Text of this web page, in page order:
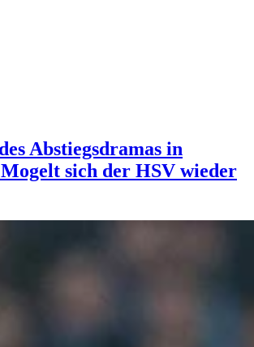
Abstiegsdramas in
sich der HSV wieder